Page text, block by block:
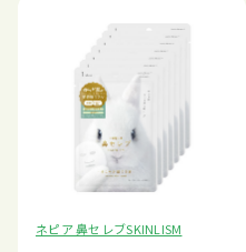
ネピア 鼻セレブSKINLISM